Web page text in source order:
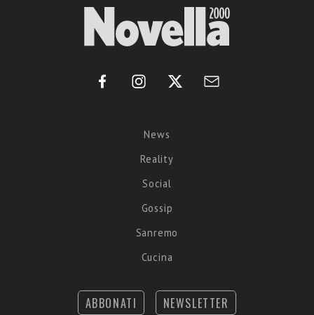
News
Reality
Social
Gossip
Sanremo
Cucina
ABBONATI NEWSLETTER